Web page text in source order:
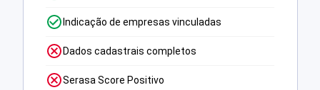
Indicação de empresas vinculadas
Dados cadastrais completos
Serasa Score Positivo